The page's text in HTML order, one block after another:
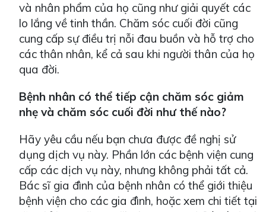
và nhân phẩm của họ cũng như giải quyết các
lo lắng về tinh thần. Chăm sóc cuối đời cũng
cung cấp sự điều trị nỗi đau buồn và hỗ trợ cho
các thân nhân, kể cả sau khi người thân của họ
qua đời.
Bệnh nhân có thể tiếp cận chăm sóc giảm
nhẹ và chăm sóc cuối đời như thế nào?
Hãy yêu cầu nếu bạn chưa được đề nghị sử
dụng dịch vụ này. Phần lớn các bệnh viện cung
cấp các dịch vụ này, nhưng không phải tất cả.
Bác sĩ gia đình của bệnh nhân có thể giới thiệu
bệnh viện cho các gia đình, hoặc xem chi tiết tại